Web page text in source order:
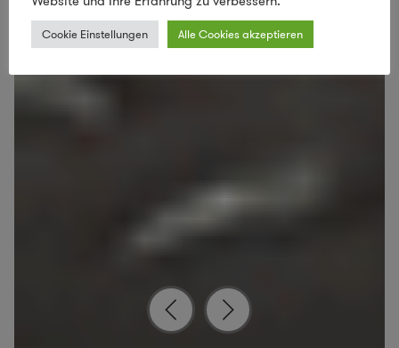
Cookie Einstellungen Alle Cookies akzeptieren